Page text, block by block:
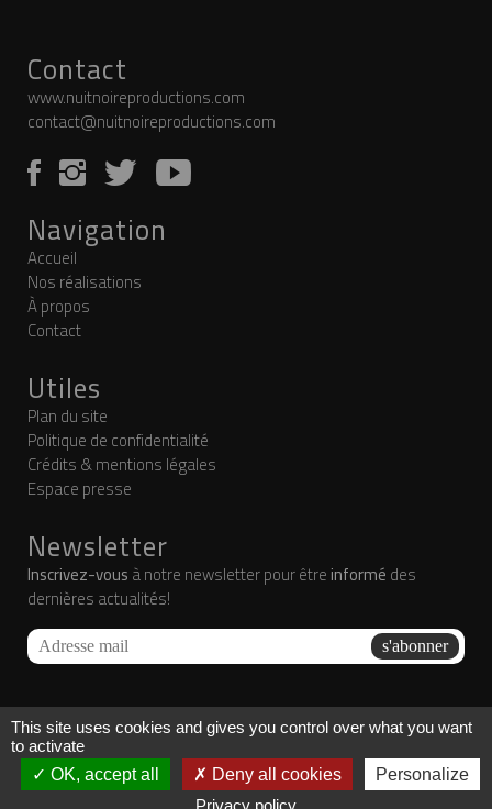
Contact
www.nuitnoireproductions.com
contact@nuitnoireproductions.com
Navigation
Accueil
Nos réalisations
À propos
Contact
Utiles
Plan du site
Politique de confidentialité
Crédits & mentions légales
Espace presse
Newsletter
Inscrivez-vousà notre newsletter pour êtreinformédes
dernières actualités!
NUIT NOIRE PRODUCTIONS
© copyright2026 Tous droits réservés
This site uses cookies and gives you control over what you want
to activate
OK, accept all
Deny all cookies
Personalize
Privacy policy